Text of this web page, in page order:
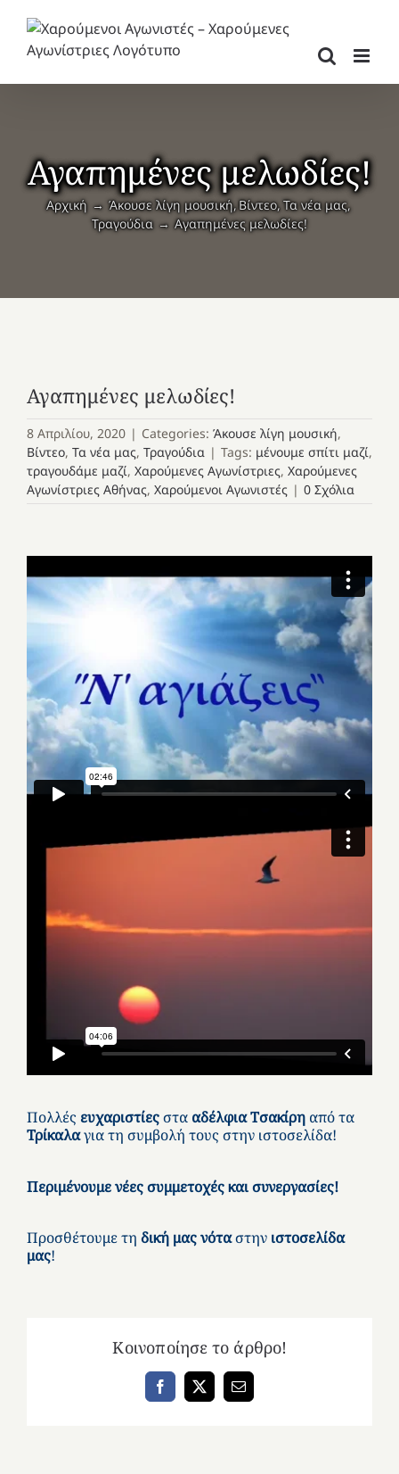
περιεχόμενο
Αγαπημένες μελωδίες!
Αρχική Άκουσε λίγη μουσική Βίντεο Τα νέα μας
Τραγούδια
Αγαπημένες μελωδίες!
Αγαπημένες μελωδίες!
8 Απριλίου, 2020 | Categories: Άκουσε λίγη μουσική,
Βίντεο, Τα νέα μας, Τραγούδια | Tags: μένουμε σπίτι μαζί,
τραγουδάμε μαζί, Χαρούμενες Αγωνίστριες, Χαρούμενες
Αγωνίστριες Αθήνας, Χαρούμενοι Αγωνιστές | 0 Σχόλια
Πολλές ευχαριστίεςστα αδέλφια Τσακίρη από τα
Τρίκαλαγια τη συμβολή τους στην ιστοσελίδα!
Περιμένουμε νέες συμμετοχές και συνεργασίες!
Προσθέτουμε τη δική μας νόταστην ιστοσελίδα
μας!
Κοινοποίησε το άρθρο!
Facebook
X Email